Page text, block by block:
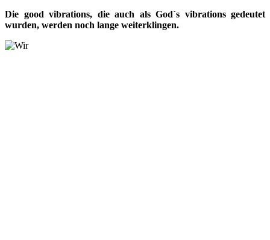
Die good vibrations, die auch als God´s vibrations gedeutet
wurden, werden noch lange weiterklingen.